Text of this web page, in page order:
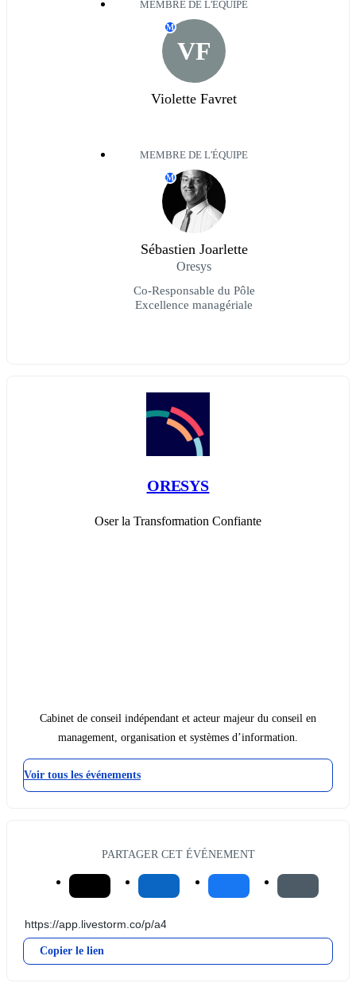
MEMBRE DE L'ÉQUIPE
VF
M
Violette Favret
MEMBRE DE L'ÉQUIPE
M
Sébastien Joarlette
Oresys
Co-Responsable du Pôle
Excellence managériale
ORESYS
Oser la Transformation Confiante
Cabinet de conseil indépendant et acteur majeur du conseil en
management, organisation et systèmes d’information.
Voir tous les événements
PARTAGER CET ÉVÉNEMENT
Copier le lien